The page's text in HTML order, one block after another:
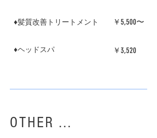
​♦︎髪質改善トリートメント ￥5,500〜
​♦︎ヘッドスパ ￥3,520
​OTHER ...